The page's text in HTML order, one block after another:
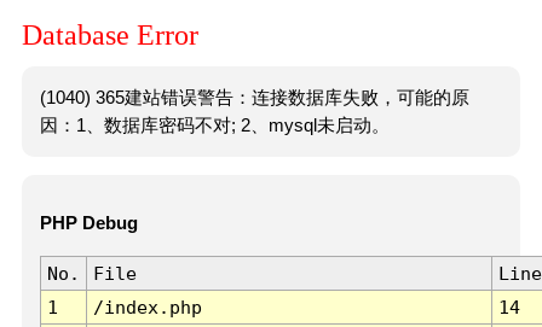
Database Error
(1040) 365建站错误警告：连接数据库失败，可能的原
因：1、数据库密码不对; 2、mysql未启动。
PHP Debug
No. File
Line
1
/index.php 14